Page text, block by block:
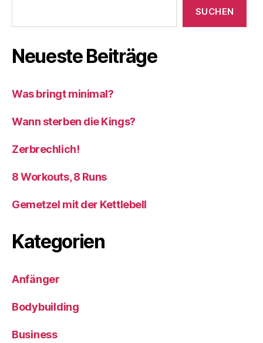
SUCHEN
Neueste Beiträge
Was bringt minimal?
Wann sterben die Kings?
Zerbrechlich!
8 Workouts, 8 Runs
Gemetzel mit der Kettlebell
Kategorien
Anfänger
Bodybuilding
Business